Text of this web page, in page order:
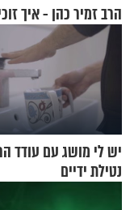
הרב זמיר כהן - איך
יש לי מושג עם עודד
נטילת ידיים